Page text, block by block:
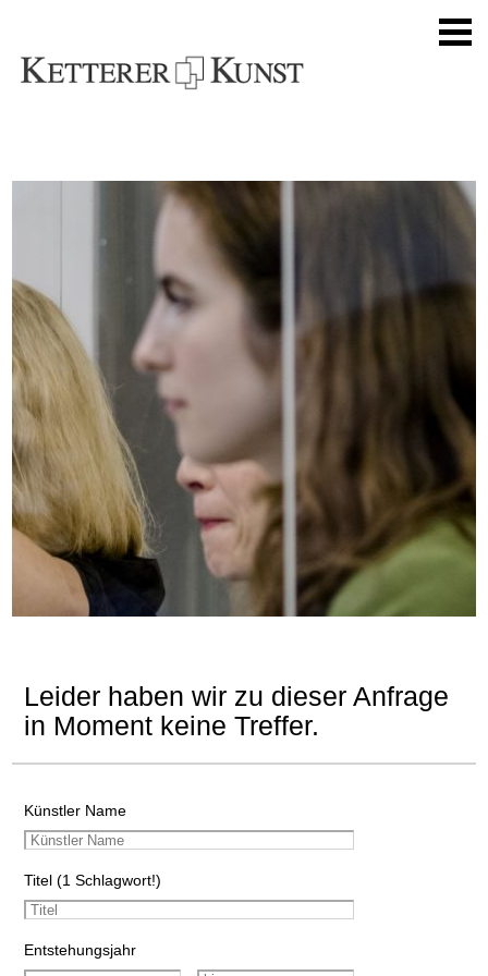
Leider haben wir zu dieser Anfrage
in Moment keine Treffer.
Künstler Name
Titel (1 Schlagwort!)
Entstehungsjahr